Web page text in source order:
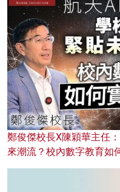
鄭俊傑校長X陳穎華主任
來潮流？校內數字教育如